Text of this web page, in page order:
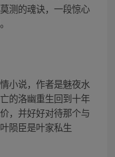
测的魂诀，一段惊心
小说，作者是魅夜水
的洛幽重生回到十年
，并好好对待那个与
陨臣是叶家私生